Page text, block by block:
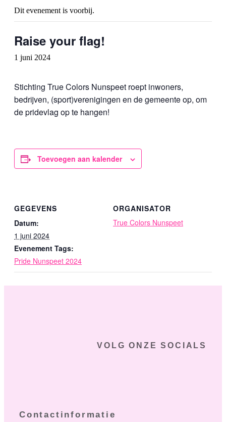
Dit evenement is voorbij.
Raise your flag!
1 juni 2024
Stichting True Colors Nunspeet roept inwoners,
bedrijven, (sport)verenigingen en de gemeente op, om
de pridevlag op te hangen!
Toevoegen aan kalender
GEGEVENS
Datum:
1 juni 2024
Evenement Tags:
Pride Nunspeet 2024
ORGANISATOR
True Colors Nunspeet
VOLG ONZE SOCIALS
Contactinformatie